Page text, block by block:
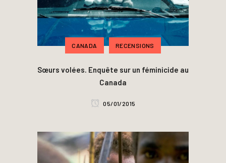
CANADA RECENSIONS
Sœurs volées. Enquête sur un féminicide au
Canada
05/01/2015